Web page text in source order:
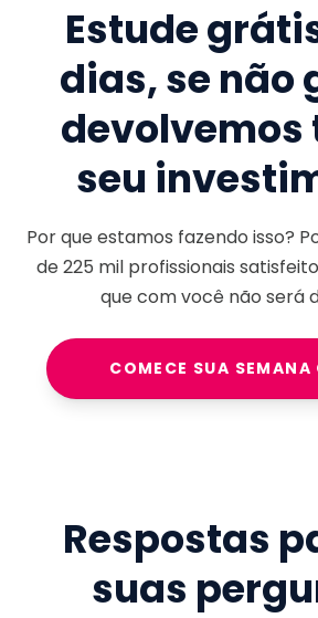
Estude
dias, se não
devolvemos
seu
Por que estamos fazendo isso?
de225 milprofissionais
que com você não será
COMECE SUA SEMANA
Respostas
suas